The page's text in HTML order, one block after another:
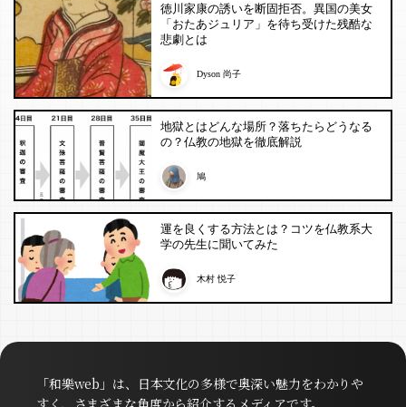
徳川家康の誘いを断固拒否。異国の美女
「おたあジュリア」を待ち受けた残酷な
悲劇とは
Dyson 尚子
地獄とはどんな場所？落ちたらどうなる
の？仏教の地獄を徹底解説
鳩
運を良くする方法とは？コツを仏教系大
学の先生に聞いてみた
木村 悦子
「和樂web」は、日本文化の多様で奥深い魅力をわかりや
すく、さまざまな角度から紹介するメディアです。